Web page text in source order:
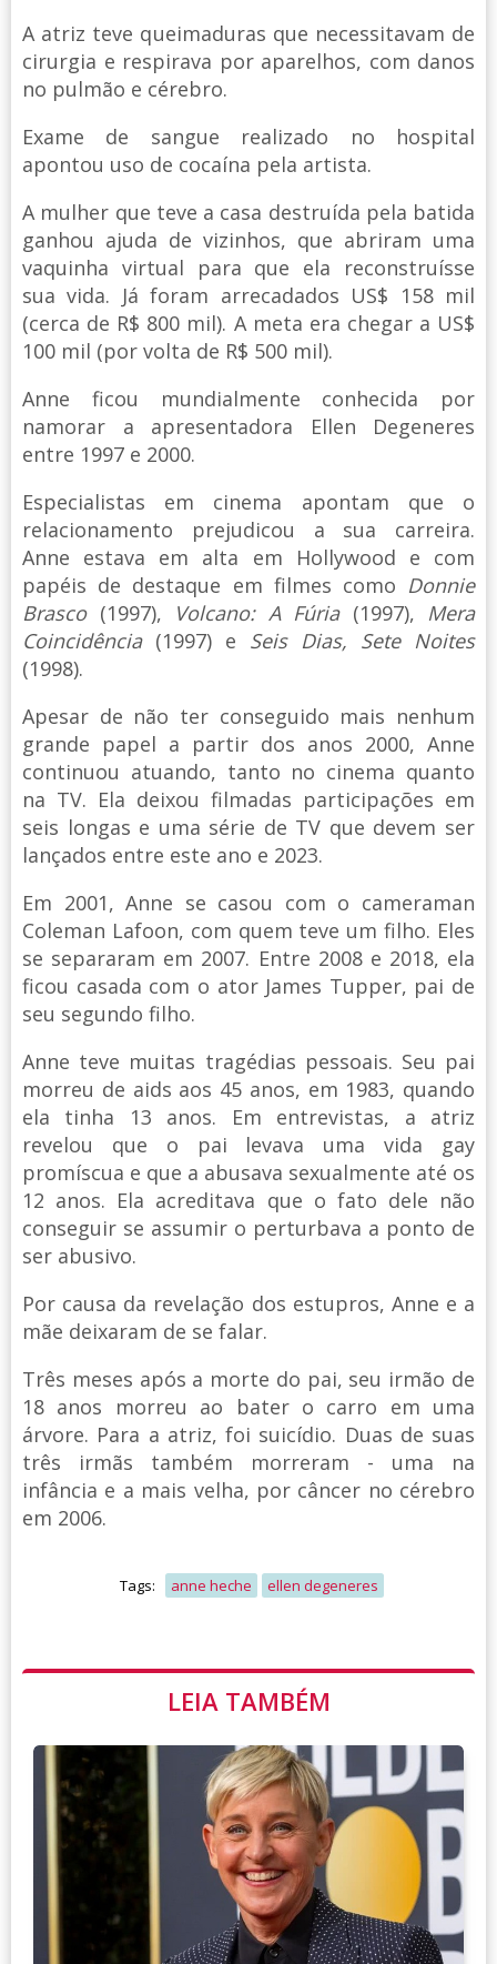
A atriz teve queimaduras que necessitavam de
cirurgia e respirava por aparelhos, com danos
no pulmão e cérebro.
Exame de sangue realizado no hospital
apontou uso de cocaína pela artista.
A mulher que teve a casa destruída pela batida
ganhou ajuda de vizinhos, que abriram uma
vaquinha virtual para que ela reconstruísse
sua vida. Já foram arrecadados US$ 158 mil
(cerca de R$ 800 mil). A meta era chegar a US$
100 mil (por volta de R$ 500 mil).
Anne ficou mundialmente conhecida por
namorar a apresentadora Ellen Degeneres
entre 1997 e 2000.
Especialistas em cinema apontam que o
relacionamento prejudicou a sua carreira.
Anne estava em alta em Hollywood e com
papéis de destaque em filmes como Donnie
Brasco(1997), Volcano: A Fúria(1997), Mera
Coincidência(1997) e Seis Dias, Sete Noites
(1998).
Apesar de não ter conseguido mais nenhum
grande papel a partir dos anos 2000, Anne
continuou atuando, tanto no cinema quanto
na TV. Ela deixou filmadas participações em
seis longas e uma série de TV que devem ser
lançados entre este ano e 2023.
Em 2001, Anne se casou com o cameraman
Coleman Lafoon, com quem teve um filho. Eles
se separaram em 2007. Entre 2008 e 2018, ela
ficou casada com o ator James Tupper, pai de
seu segundo filho.
Anne teve muitas tragédias pessoais. Seu pai
morreu de aids aos 45 anos, em 1983, quando
ela tinha 13 anos. Em entrevistas, a atriz
revelou que o pai levava uma vida gay
promíscua e que a abusava sexualmente até os
12 anos. Ela acreditava que o fato dele não
conseguir se assumir o perturbava a ponto de
ser abusivo.
Por causa da revelação dos estupros, Anne e a
mãe deixaram de se falar.
Três meses após a morte do pai, seu irmão de
18 anos morreu ao bater o carro em uma
árvore. Para a atriz, foi suicídio. Duas de suas
três irmãs também morreram - uma na
infância e a mais velha, por câncer no cérebro
em 2006.
Tags: anne heche ellen degeneres
LEIA TAMBÉM